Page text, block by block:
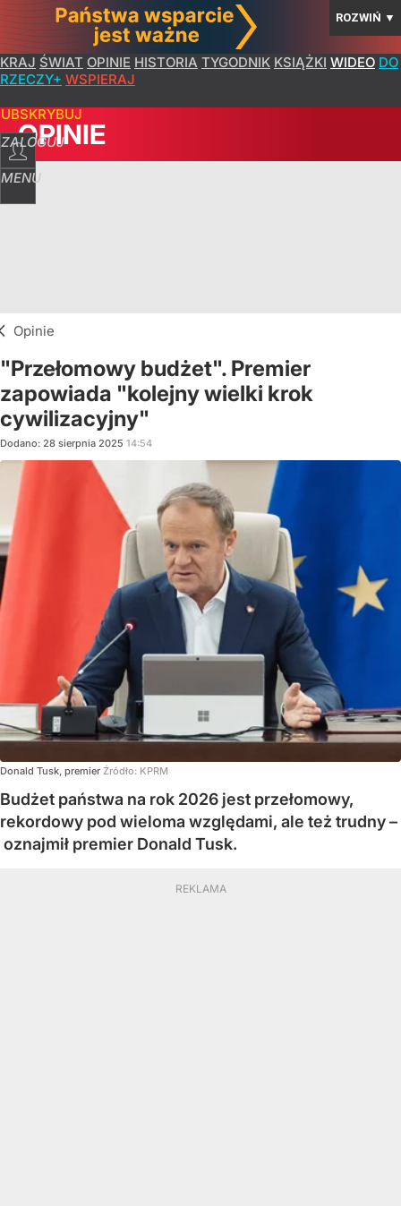
ROZWIŃ ▼
KRAJ ŚWIAT OPINIE HISTORIA TYGODNIK KSIĄŻKI WIDEO DO
RZECZY+ WSPIERAJ
ZALOGUJ
MENU
OPINIE
Opinie
"Przełomowy budżet". Premier
zapowiada "kolejny wielki krok
cywilizacyjny"
Dodano: 28 sierpnia 2025 14:54
Donald Tusk, premier Źródło: KPRM
Budżet państwa na rok 2026 jest przełomowy,
rekordowy pod wieloma względami, ale też trudny –
oznajmił premier Donald Tusk.